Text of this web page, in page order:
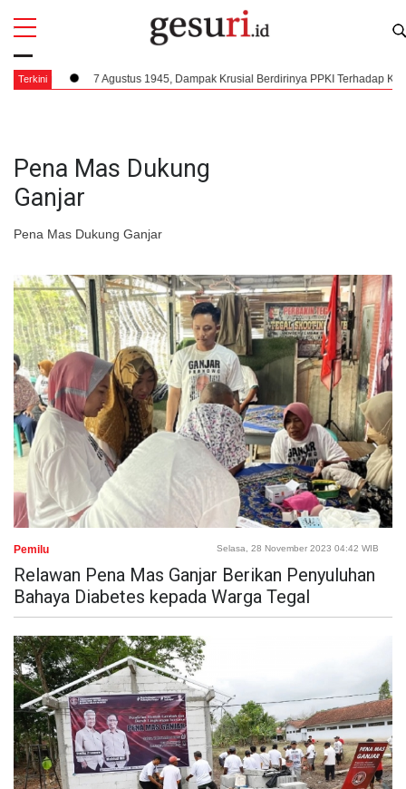
Terkini 7 Agustus 1945, Dampak Krusial Berdirinya PPKI Terhadap
Pena Mas Dukung
Ganjar
Pena Mas Dukung Ganjar
All
Pemilu Selasa, 28 November 2023 04:42 WIB
Relawan Pena Mas Ganjar Berikan Penyuluhan
Bahaya Diabetes kepada Warga Tegal